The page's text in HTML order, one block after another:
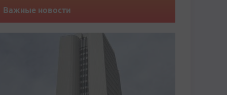
Важные новости